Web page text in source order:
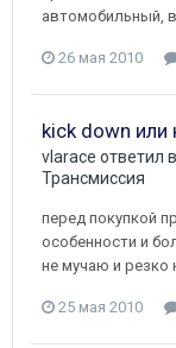
автомобильный,
26 мая 2010
kick down или
vlarace ответил
Трансмиссия
перед покупкой
особенности и
не мучаю и резко
25 мая 2010